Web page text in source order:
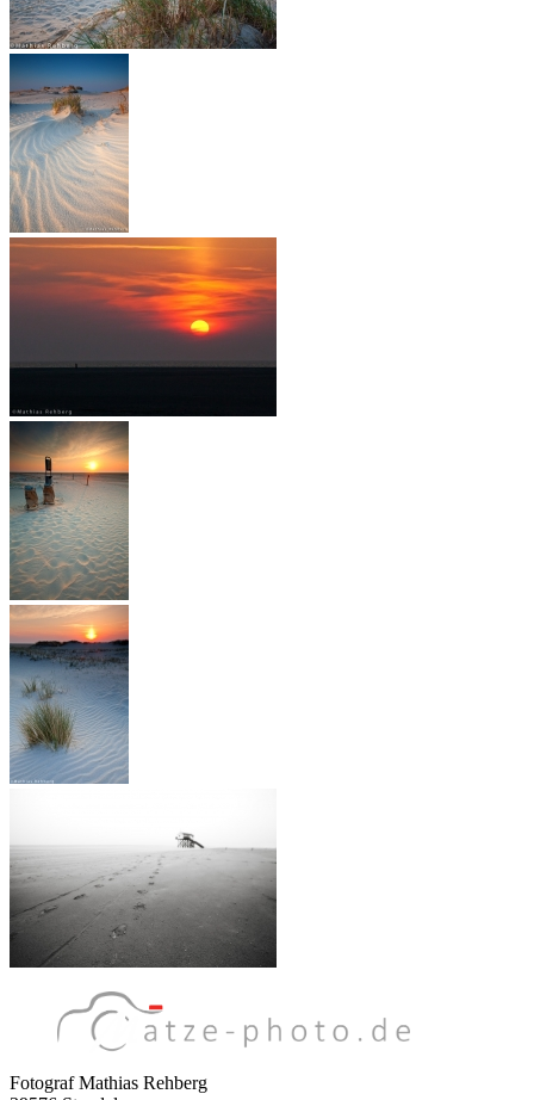
Fotograf Mathias Rehberg